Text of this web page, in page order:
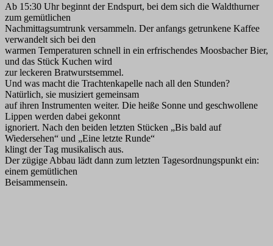
Ab 15:30 Uhr beginnt der Endspurt, bei dem sich die Waldthurner
zum gemütlichen
Nachmittagsumtrunk versammeln. Der anfangs getrunkene Kaffee
verwandelt sich bei den
warmen Temperaturen schnell in ein erfrischendes Moosbacher Bier,
und das Stück Kuchen wird
zur leckeren Bratwurstsemmel.
Und was macht die Trachtenkapelle nach all den Stunden?
Natürlich, sie musiziert gemeinsam
auf ihren Instrumenten weiter. Die heiße Sonne und geschwollene
Lippen werden dabei gekonnt
ignoriert. Nach den beiden letzten Stücken „Bis bald auf
Wiedersehen“ und „Eine letzte Runde“
klingt der Tag musikalisch aus.
Der zügige Abbau lädt dann zum letzten Tagesordnungspunkt ein:
einem gemütlichen
Beisammensein.